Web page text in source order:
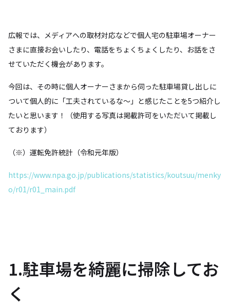
広報では、メディアへの取材対応などで個人宅の駐車場オーナー
さまに直接お会いしたり、電話をちょくちょくしたり、お話をさ
せていただく機会があります。
今回は、その時に個人オーナーさまから伺った駐車場貸し出しに
ついて個人的に「工夫されているな〜」と感じたことを5つ紹介し
たいと思います！（使用する写真は掲載許可をいただいて掲載し
ております）
（※）運転免許統計（令和元年版）
https://www.npa.go.jp/publications/statistics/koutsuu/menky
o/r01/r01_main.pdf
1.駐車場を綺麗に掃除してお
く